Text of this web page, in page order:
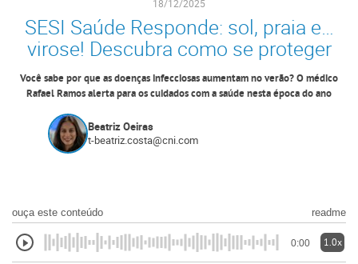
18/12/2025
SESI Saúde Responde: sol, praia e…
virose! Descubra como se proteger
Você sabe por que as doenças infecciosas aumentam no verão? O médico
Rafael Ramos alerta para os cuidados com a saúde nesta época do ano
Beatriz Oeiras
t-beatriz.costa@cni.com
ouça este conteúdo readme
0:00 1.0x